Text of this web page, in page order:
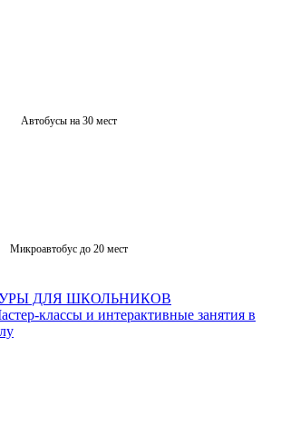
Автобусы на 30 мест
Микроавтобус до 20 мест